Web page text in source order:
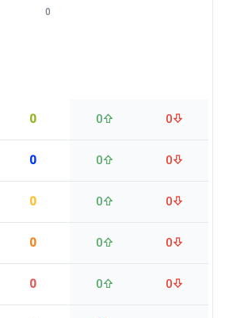
0 0 0
0 0 0
0 0 0
0 0 0
0 0 0
0